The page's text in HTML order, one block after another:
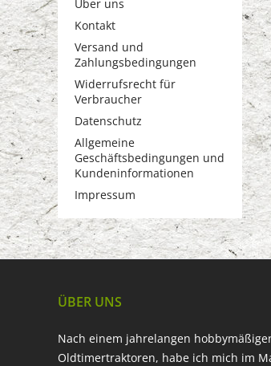
Über uns
Kontakt
Versand und
Zahlungsbedingungen
Widerrufsrecht für
Verbraucher
Datenschutz
Allgemeine
Geschäftsbedingungen und
Kundeninformationen
Impressum
ÜBER UNS
Nach einem jahrelangen
Oldtimertraktoren, habe ich mich im